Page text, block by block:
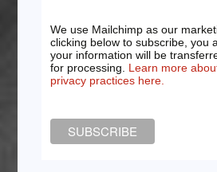
We use Mailchimp as our
clicking below to subscribe, you
your information will be
for processing. Learn more
privacy practices here.